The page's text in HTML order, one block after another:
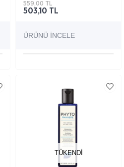
503,10 TL
559,00 TL
ÜRÜNÜ İNCELE
TÜKENDI